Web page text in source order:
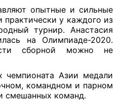
опытные и сильные
у каждого из
турнир. Анастасия
на Олимпиаде-2020.
сборной можно не
Азии медали
командном и парном
смешанных команд.